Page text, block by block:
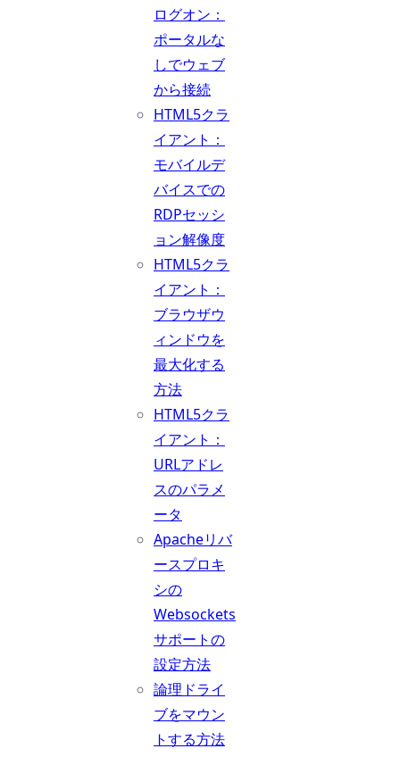
ログオン：
ポータルな
しでウェブ
から接続
HTML5クラ
イアント：
モバイルデ
バイスでの
RDPセッシ
ョン解像度
HTML5クラ
イアント：
ブラウザウ
ィンドウを
最大化する
方法
HTML5クラ
イアント：
URLアドレ
スのパラメ
ータ
Apacheリバ
ースプロキ
シの
Websockets
サポートの
設定方法
論理ドライ
ブをマウン
トする方法